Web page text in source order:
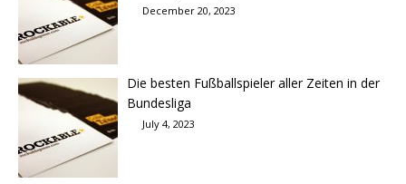
December 20, 2023
Die besten Fußballspieler aller Zeiten in der
Bundesliga
July 4, 2023